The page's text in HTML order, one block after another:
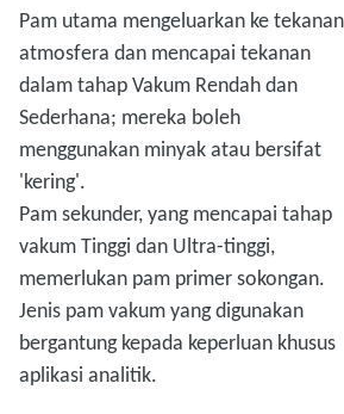
Pam utama mengeluarkan ke tekanan
atmosfera dan mencapai tekanan
dalam tahap Vakum Rendah dan
Sederhana; mereka boleh
menggunakan minyak atau bersifat
'kering'.
Pam sekunder, yang mencapai tahap
vakum Tinggi dan Ultra-tinggi,
memerlukan pam primer sokongan.
Jenis pam vakum yang digunakan
bergantung kepada keperluan khusus
aplikasi analitik.